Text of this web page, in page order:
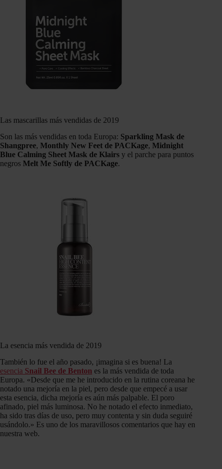
Las mascarillas más vendidas de 2019
Son las más vendidas en toda Europa: Sparkling Mask de
Shangpree, Monthly New Feet de PACKage, Midnight
Blue Calming Sheet Mask de Klairs y el parche para puntos
negros Melt Me Softly de PACKage.
La esencia más vendida de 2019
También lo fue el año pasado, ¡imagina si es buena! La
esencia Snail Bee de Benton es la más vendida de toda
Europa. «Desde que me he introducido en la rutina coreana he
notado una mejoría en la piel, pero desde que empecé a usar
esta esencia, dicha mejoría es aún más palpable. El poro
afinado, piel más luminosa. No he notado el efecto inmediato,
ha sido tras días de uso, pero muy contenta y sin duda seguiré
usándolo.» Es uno de los maravillosos comentarios que hay en
nuestra web.